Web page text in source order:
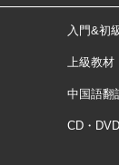
入門&初
上級教材
中国語翻
CD・DVD